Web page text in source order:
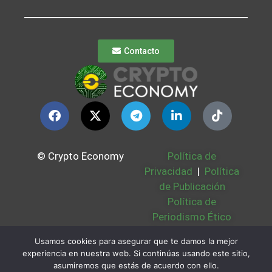
Contacto
© Crypto Economy
Política de
Privacidad | Política
de Publicación
Política de
Periodismo Ético
Bases Legales |
Partners | Sobre
Usamos cookies para asegurar que te damos la mejor
experiencia en nuestra web. Si continúas usando este sitio,
asumiremos que estás de acuerdo con ello.